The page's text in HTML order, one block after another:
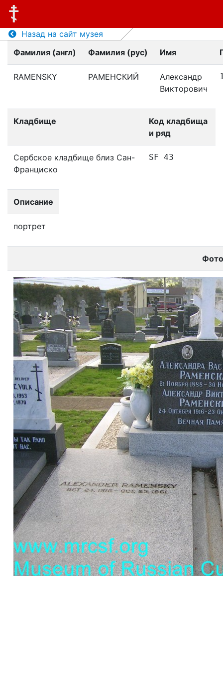
Назад на сайт музея
Фамилия (англ)
Фамилия (рус) Имя
RAMENSKY РАМЕНСКИЙ
Александр
Викторович
Кладбище
Код кладбища
и ряд
Сербское кладбище близ Сан-
Франциско
SF 43
Описание
портрет
Фото